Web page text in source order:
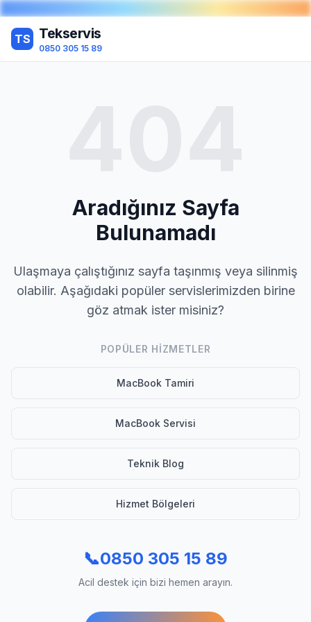
TS Tekservis
0850 305 15 89
Aradığınız Sayfa
Bulunamadı
Ulaşmaya çalıştığınız sayfa taşınmış veya silinmiş
olabilir. Aşağıdaki popüler servislerimizden birine
göz atmak ister misiniz?
POPÜLER HIZMETLER
MacBook Tamiri
MacBook Servisi
Teknik Blog
Hizmet Bölgeleri
📞0850 305 15 89
Acil destek için bizi hemen arayın.